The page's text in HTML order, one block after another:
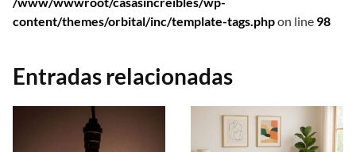
content/themes/orbital/inc/template-tags.phpon line 98
Entradas relacionadas